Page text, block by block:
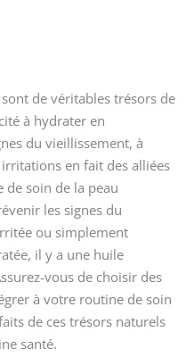
de véritables trésors de
à hydrater en
du vieillissement, à
en fait des alliées
soin de la peau
les signes du
ou simplement
il y a une huile
vous de choisir des
à votre routine de soin
de ces trésors naturels
santé.